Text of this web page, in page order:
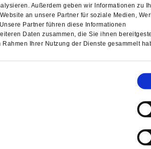
Außerdem geben wir Informationen zu
an unsere Partner für soziale Medien,
Partner führen diese Informationen
Daten zusammen, die Sie ihnen
Ihrer Nutzung der Dienste gesammelt